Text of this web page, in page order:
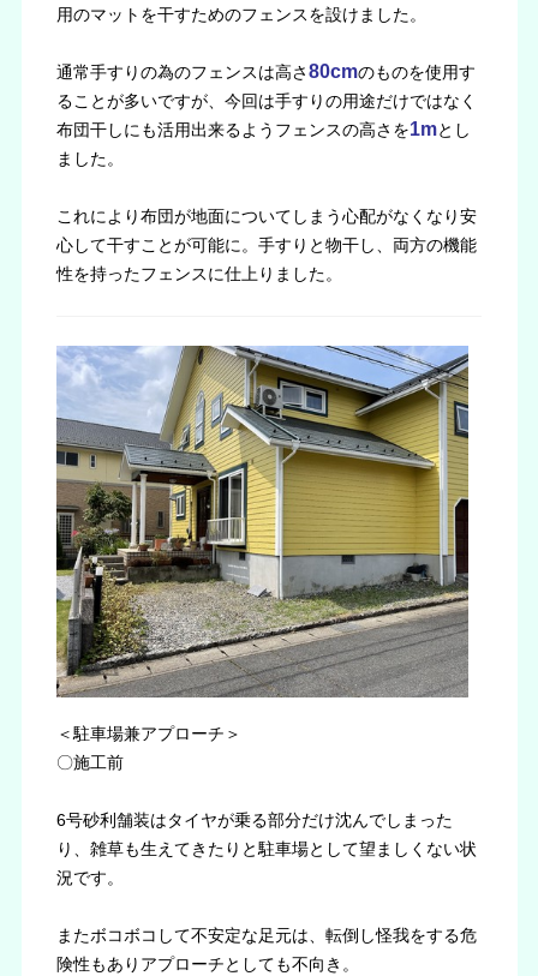
用のマットを干すためのフェンスを設けました。
通常手すりの為のフェンスは高さ80cmのものを使用す
ることが多いですが、今回は手すりの用途だけではなく
布団干しにも活用出来るようフェンスの高さを1mとし
ました。
これにより布団が地面についてしまう心配がなくなり安
心して干すことが可能に。手すりと物干し、両方の機能
性を持ったフェンスに仕上りました。
＜駐車場兼アプローチ＞
〇施工前
6号砂利舗装はタイヤが乗る部分だけ沈んでしまった
り、雑草も生えてきたりと駐車場として望ましくない状
況です。
またボコボコして不安定な足元は、転倒し怪我をする危
険性もありアプローチとしても不向き。